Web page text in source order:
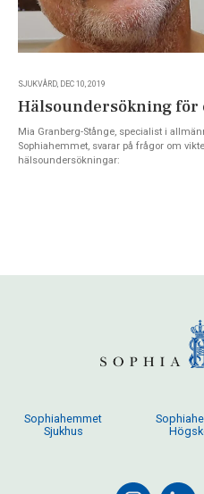
SJUKVÅRD, DEC 10, 2019
Hälsoundersökning
Mia Granberg-Stånge, specialist i
Sophiahemmet, svarar på frågor om
hälsoundersökningar:
Sophiahemmet
Sjukhus